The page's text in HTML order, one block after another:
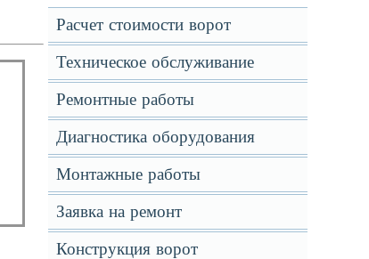
Расчет стоимости ворот
Техническое обслуживание
Ремонтные работы
Диагностика оборудования
Монтажные работы
Заявка на ремонт
Конструкция ворот